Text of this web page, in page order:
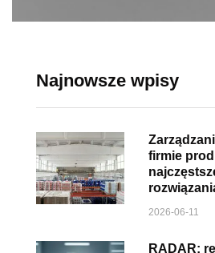
Najnowsze wpisy
firmie
2026-06-11
RADAR: